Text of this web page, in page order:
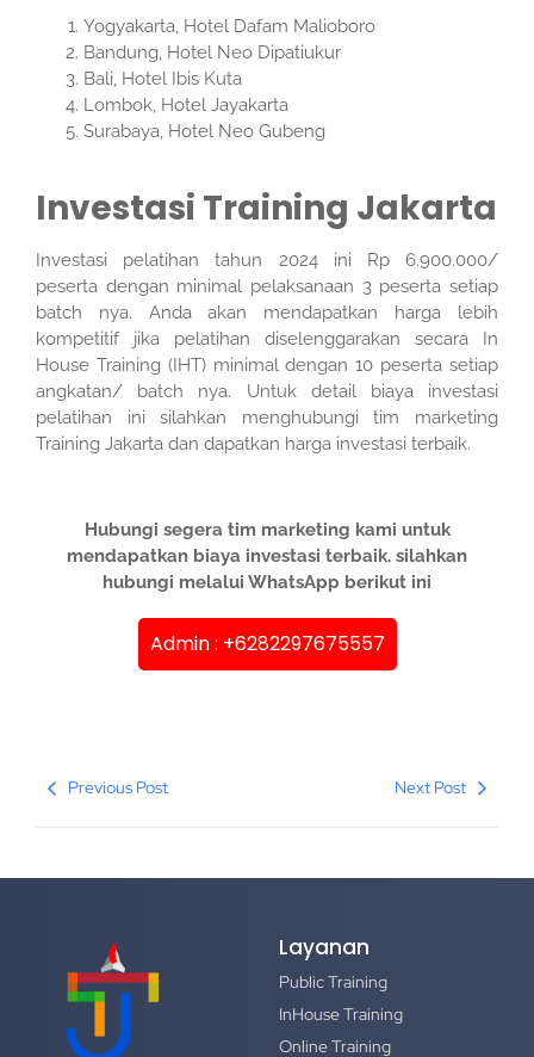
Yogyakarta, Hotel Dafam Malioboro
Bandung, Hotel Neo Dipatiukur
Bali, Hotel Ibis Kuta
Lombok, Hotel Jayakarta
Surabaya, Hotel Neo Gubeng
Investasi Training Jakarta
Investasi pelatihan tahun 2024 ini Rp 6.900.000/
peserta dengan minimal pelaksanaan 3 peserta setiap
batch nya. Anda akan mendapatkan harga lebih
kompetitif jika pelatihan diselenggarakan secara In
House Training (IHT) minimal dengan 10 peserta setiap
angkatan/ batch nya. Untuk detail biaya investasi
pelatihan ini silahkan menghubungi tim marketing
Training Jakarta dan dapatkan harga investasi terbaik.
Hubungi segera tim marketing kami untuk
mendapatkan biaya investasi terbaik. silahkan
hubungi melalui WhatsApp berikut ini
Admin : +6282297675557
Previous Post Next Post
Layanan
Public Training
InHouse Training
Online Training